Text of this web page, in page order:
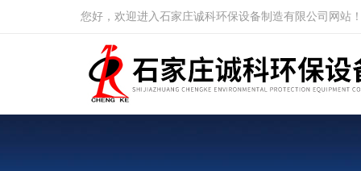
您好，欢迎进入石家庄诚科环保设备制造有限公司网站